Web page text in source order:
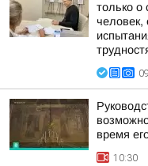
только о
человек,
время
10:30